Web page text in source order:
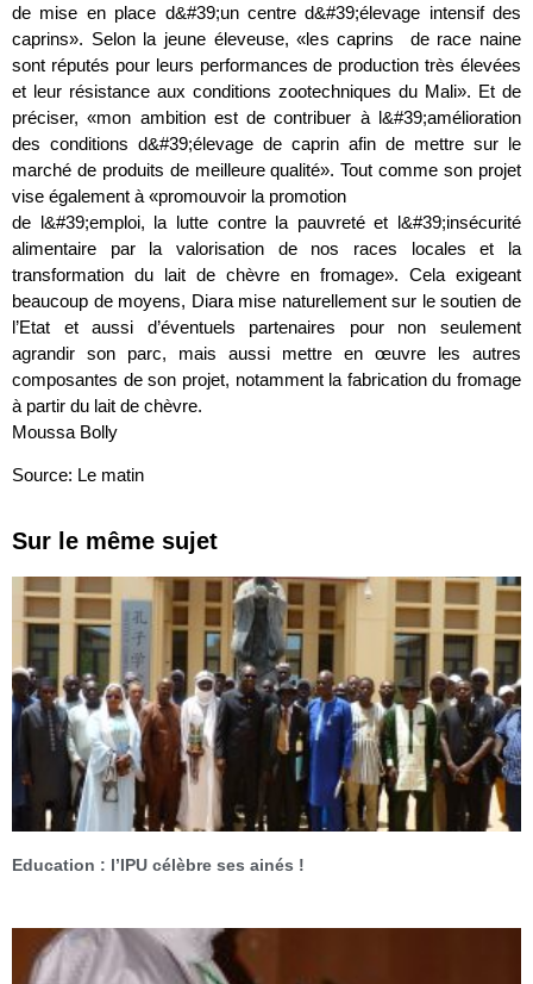
de mise en place d&#39;un centre d&#39;élevage intensif des
caprins». Selon la jeune éleveuse, «les caprins de race naine
sont réputés pour leurs performances de production très élevées
et leur résistance aux conditions zootechniques du Mali». Et de
préciser, «mon ambition est de contribuer à l&#39;amélioration
des conditions d&#39;élevage de caprin afin de mettre sur le
marché de produits de meilleure qualité». Tout comme son projet
vise également à «promouvoir la promotion
de l&#39;emploi, la lutte contre la pauvreté et l&#39;insécurité
alimentaire par la valorisation de nos races locales et la
transformation du lait de chèvre en fromage». Cela exigeant
beaucoup de moyens, Diara mise naturellement sur le soutien de
l’Etat et aussi d’éventuels partenaires pour non seulement
agrandir son parc, mais aussi mettre en œuvre les autres
composantes de son projet, notamment la fabrication du fromage
à partir du lait de chèvre.
Moussa Bolly
Source: Le matin
Sur le même sujet
Education : l’IPU célèbre ses ainés !